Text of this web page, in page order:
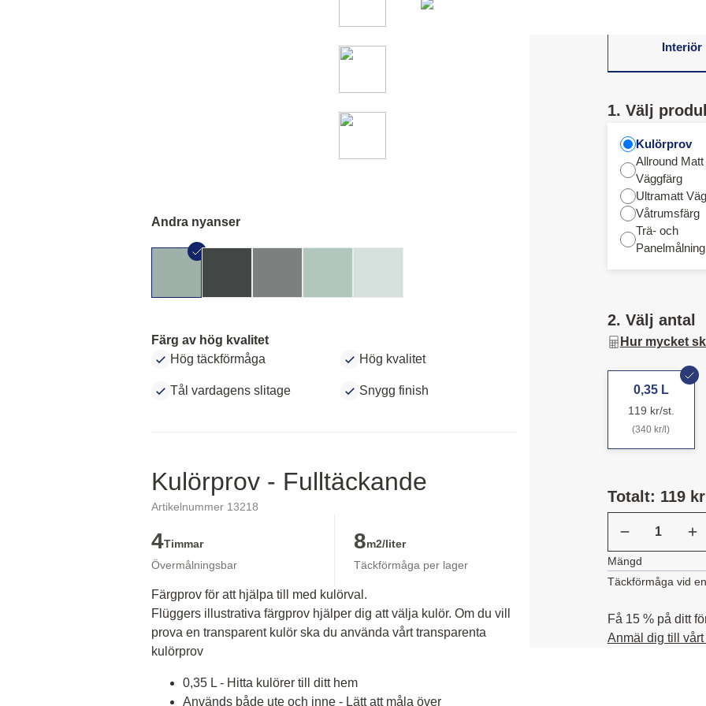
Andra nyanser
Färg av hög kvalitet
Hög täckförmåga
Hög kvalitet
Tål vardagens slitage Snygg finish
Kulörprov - Fulltäckande
Artikelnummer 13218
4Timmar
Övermålningsbar
8m2/liter
Täckförmåga per lager
Färgprov för att hjälpa till med kulörval.
Flüggers illustrativa färgprov hjälper dig att välja kulör. Om du vill
prova en transparent kulör ska du använda vårt transparenta
kulörprov
0,35 L - Hitta kulörer till ditt hem
Används både ute och inne - Lätt att måla över
Interiör
1. Välj
Kulörprov
Allround Matt
Väggfärg
Ultramatt
Våtrumsfärg
Trä- och
Panelmålning
2. Välj antal
Hur mycket
0,35 L
119 kr/st.
(340 kr/l)
Totalt: 119 kr
Mängd
Täckförmåga vid
Få 15 % på ditt
Anmäl dig till